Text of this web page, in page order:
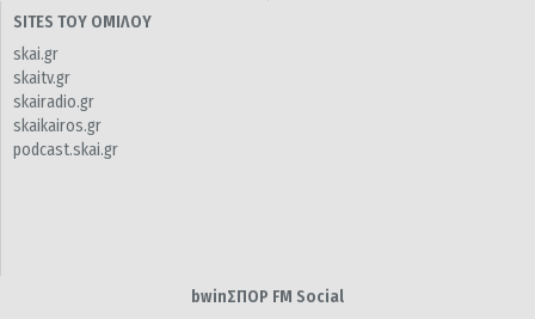
SITES ΤΟΥ ΟΜΙΛΟΥ
skai.gr
skaitv.gr
skairadio.gr
skaikairos.gr
podcast.skai.gr
bwinΣΠΟΡ FM Social